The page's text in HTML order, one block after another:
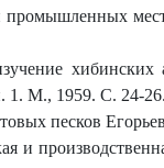
промышленных
1. М., 1959. С. 24-26.
песков
и